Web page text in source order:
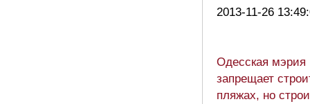
2013-11-26
Одесская мэрия
запрещает
пляжах, но